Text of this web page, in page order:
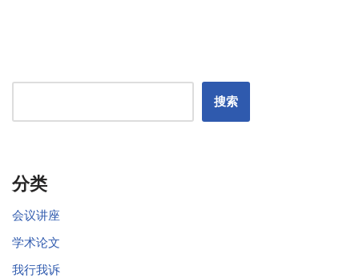
搜索
分类
会议讲座
学术论文
我行我诉